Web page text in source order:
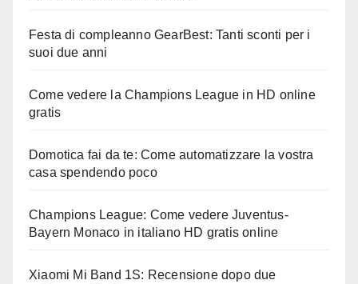
Festa di compleanno GearBest: Tanti sconti per i
suoi due anni
Come vedere la Champions League in HD online
gratis
Domotica fai da te: Come automatizzare la vostra
casa spendendo poco
Champions League: Come vedere Juventus-
Bayern Monaco in italiano HD gratis online
Xiaomi Mi Band 1S: Recensione dopo due